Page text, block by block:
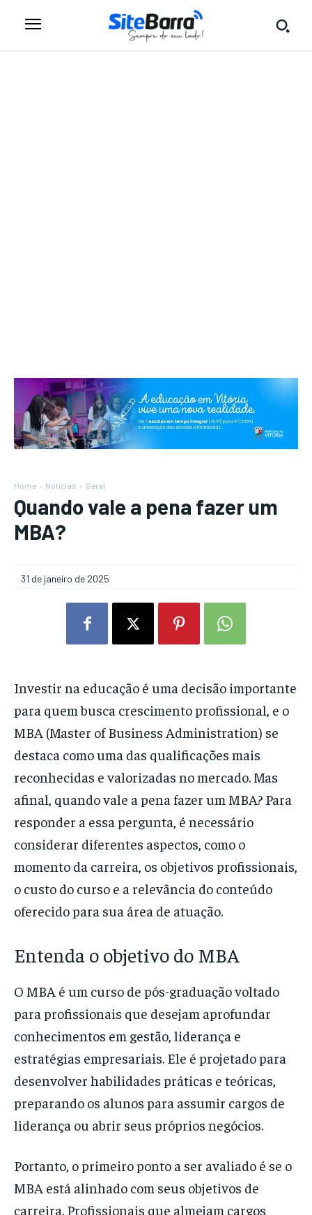
Home Notícias Geral
Quando vale a pena fazer um
MBA?
31 de janeiro de 2025
Investir na educação é uma decisão importante
para quem busca crescimento profissional, e o
MBA (Master of Business Administration) se
destaca como uma das qualificações mais
reconhecidas e valorizadas no mercado. Mas
afinal, quando vale a pena fazer um MBA? Para
responder a essa pergunta, é necessário
considerar diferentes aspectos, como o
momento da carreira, os objetivos profissionais,
o custo do curso e a relevância do conteúdo
oferecido para sua área de atuação.
Entenda o objetivo do MBA
O MBA é um curso de pós-graduação voltado
para profissionais que desejam aprofundar
conhecimentos em gestão, liderança e
estratégias empresariais. Ele é projetado para
desenvolver habilidades práticas e teóricas,
preparando os alunos para assumir cargos de
liderança ou abrir seus próprios negócios.
Portanto, o primeiro ponto a ser avaliado é se o
MBA está alinhado com seus objetivos de
carreira. Profissionais que almejam cargos